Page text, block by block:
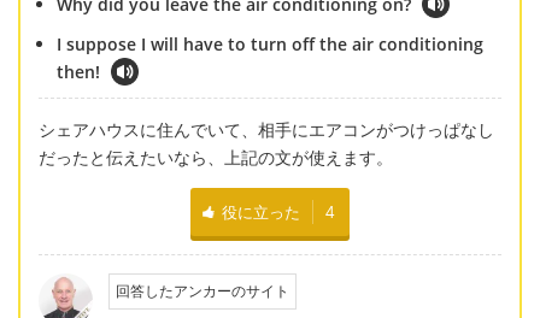
I suppose I will have to turn off the air conditioning
then!
シェアハウスに住んでいて、相手にエアコンがつけっぱなし
だったと伝えたいなら、上記の文が使えます。
役に立った 4
回答したアンカーのサイト